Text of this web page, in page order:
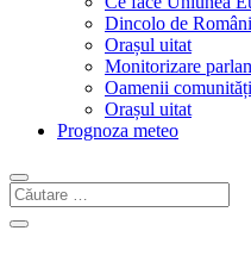
Dincolo de
Orașul uitat
Monitorizare
Oamenii
Orașul uitat
Prognoza meteo